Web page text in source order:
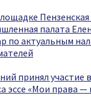
Пензенская
палата
по актуальным
принял участие
эссе «Мои права —